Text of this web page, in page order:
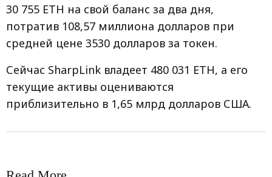
30 755 ETH на свой баланс за два дня,
потратив 108,57 миллиона долларов при
средней цене 3530 долларов за токен.
Сейчас SharpLink владеет 480 031 ETH, а его
текущие активы оцениваются
приблизительно в 1,65 млрд долларов США.